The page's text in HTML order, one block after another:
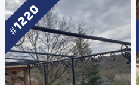
1220